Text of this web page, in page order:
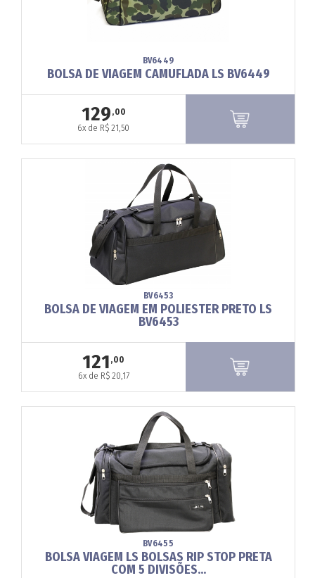
BV6449
BOLSA DE VIAGEM CAMUFLADA LS BV6449
129 ,00
6x de R$ 21,50
BV6453
BOLSA DE VIAGEM EM POLIESTER PRETO LS
BV6453
121 ,00
6x de R$ 20,17
BV6455
BOLSA VIAGEM LS BOLSAS RIP STOP PRETA
COM 5 DIVISÕES...